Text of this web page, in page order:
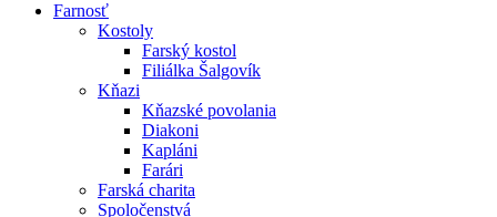
Farnosť
Kostoly
Farský kostol
Filiálka Šalgovík
Kňazi
Kňazské povolania
Diakoni
Kapláni
Farári
Farská charita
Spoločenstvá